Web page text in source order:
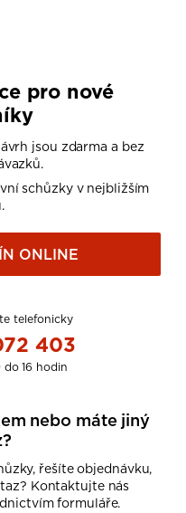
pro nové
jsou zdarma a bez
schůzky v nejbližším
ONLINE
telefonicky
403
16 hodin
nebo máte jiný
řešíte objednávku,
Kontaktujte nás
formuláře.